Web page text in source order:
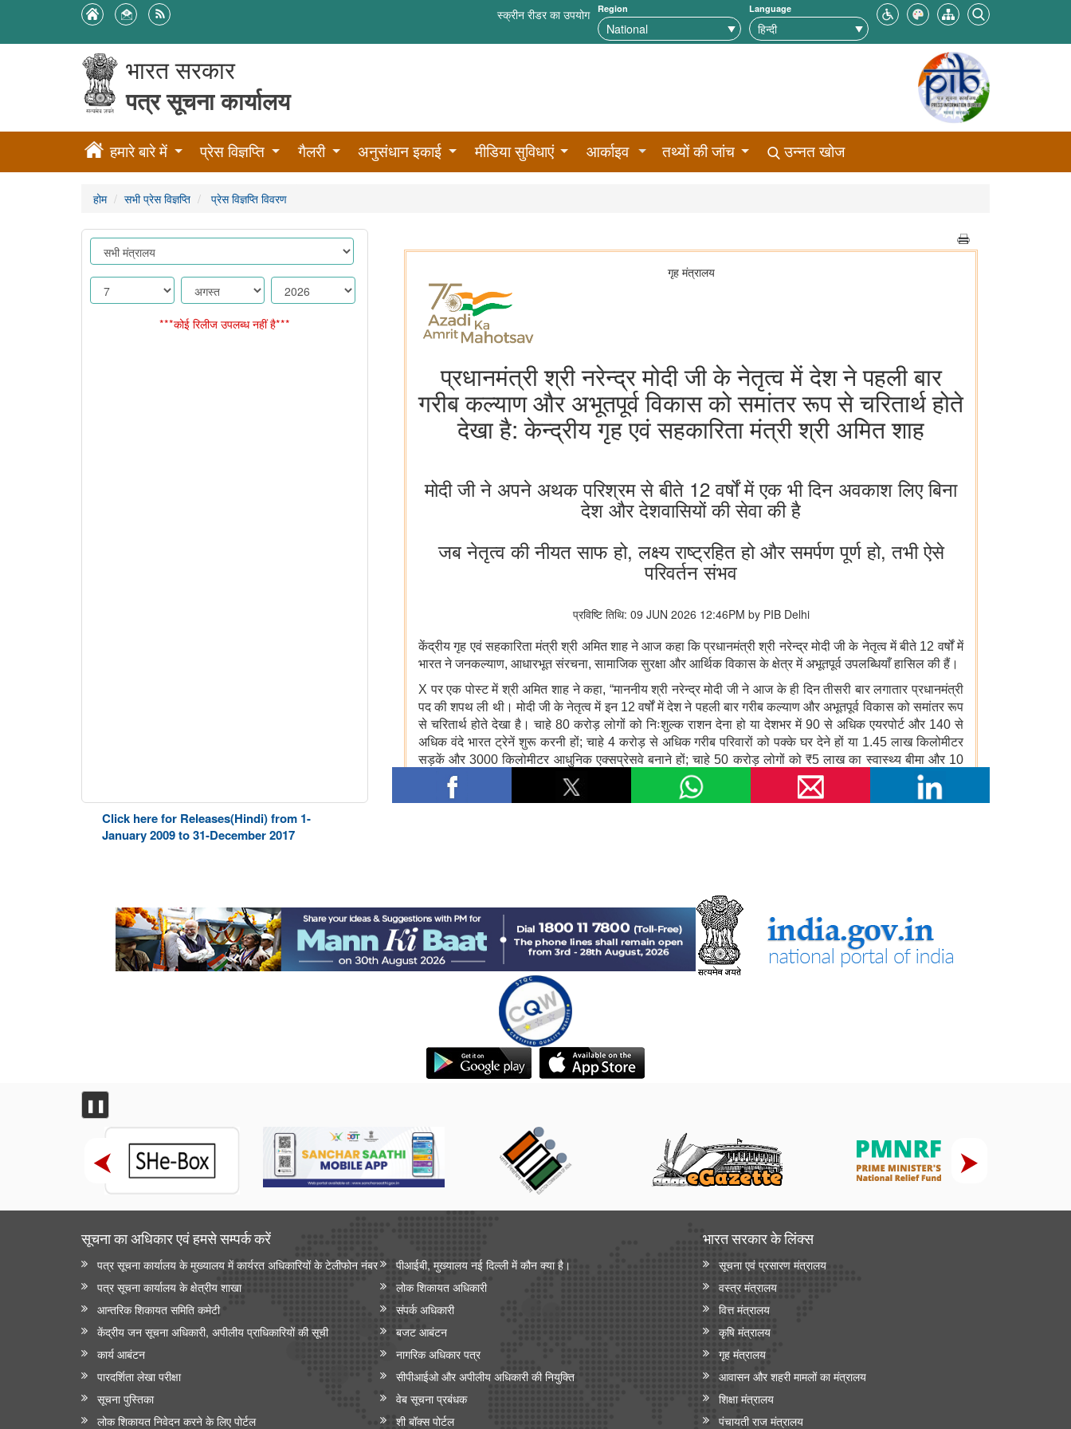
स्क्रीन रीडर का उपयोग Region Language
भारत सरकार
पत्र सूचना कार्यालय
हमारे बारे में प्रेस विज्ञप्ति गैलरी अनुसंधान इकाई मीडिया सुविधाएं आर्काइव तथ्यों की जांच उन्नत खोज
होम सभी प्रेस विज्ञप्ति प्रेस विज्ञप्ति विवरण
***कोई रिलीज उपलब्ध नहीं है***
Click here for Releases(Hindi) from 1-
January 2009 to 31-December 2017
❚❚
सूचना का अधिकार एवं हमसे सम्‍पर्क करें
पत्र सूचना कार्यालय के मुख्यालय में कार्यरत अधिकारियों के टेलीफोन नंबर
पीआईबी, मुख्यालय नई दिल्ली में कौन क्या है।
पत्र सूचना कार्यालय के क्षेत्रीय शाखा
लोक शिकायत अधिकारी
आन्‍तरिक शिकायत समिति कमेटी
संपर्क अधिकारी
केंद्रीय जन सूचना अधिकारी, अपीलीय प्राधिकारियों की सूची
बजट आबंटन
कार्य आबंटन
नागरिक अधिकार पत्र
पारदर्शिता लेखा परीक्षा
सीपीआईओ और अपी‍लीय अधिकारी की नियुक्ति
सूचना पुस्तिका
वेब सूचना प्रबंधक
लोक शिकायत निवेदन करने के लिए पोर्टल
शी बॉक्स पोर्टल
भारत सरकार के लिंक्‍स
सूचना एवं प्रसारण मंत्रालय
वस्त्र मंत्रालय
वित्त मंत्रालय
कृषि मंत्रालय
गृह मंत्रालय
आवासन और शहरी मामलों का मंत्रालय
शिक्षा मंत्रालय
पंचायती राज मंत्रालय